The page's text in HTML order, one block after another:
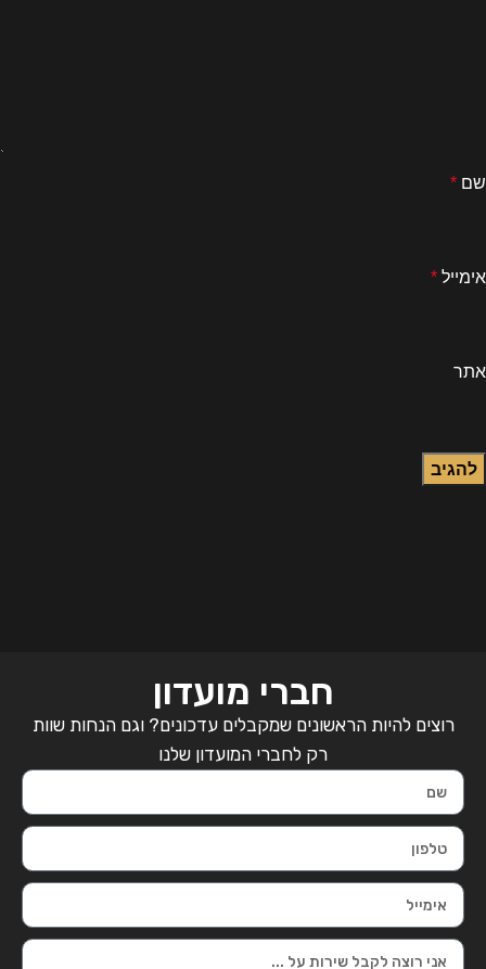
שם *
אימייל *
אתר
חברי מועדון
רוצים להיות הראשונים שמקבלים עדכונים? וגם הנחות שוות
רק לחברי המועדון שלנו